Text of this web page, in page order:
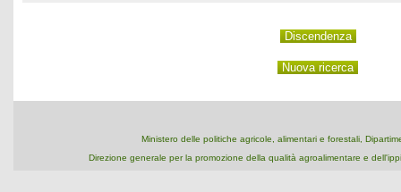
Ministero delle politiche agricole, alimentari e forestali,
Direzione generale per la promozione della qualità agroalimentare e